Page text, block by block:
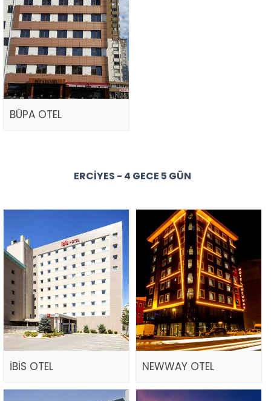
BÜPA OTEL
ERCIYES - 4 GECE 5 GÜN
İBİS OTEL NEWWAY OTEL